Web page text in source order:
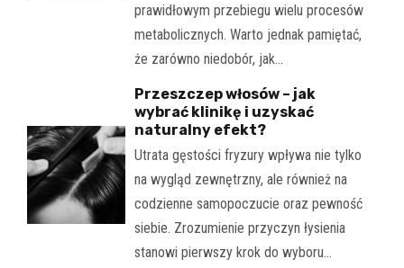
prawidłowym przebiegu wielu procesów
metabolicznych. Warto jednak pamiętać,
że zarówno niedobór, jak…
Przeszczep włosów – jak
wybrać klinikę i uzyskać
naturalny efekt?
Utrata gęstości fryzury wpływa nie tylko
na wygląd zewnętrzny, ale również na
codzienne samopoczucie oraz pewność
siebie. Zrozumienie przyczyn łysienia
stanowi pierwszy krok do wyboru…